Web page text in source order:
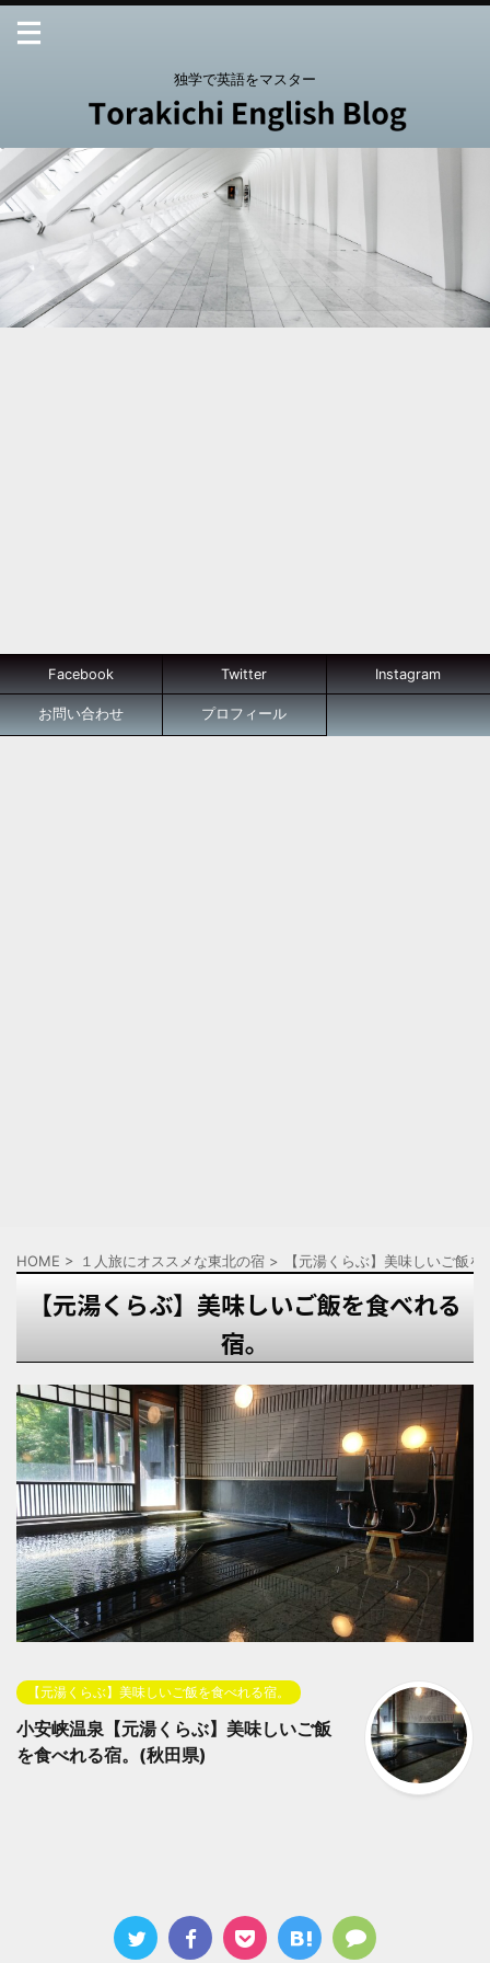
独学で英語をマスター
Facebook Twitter Instagram
お問い合わせ プロフィール
HOME > １人旅にオススメな東北の宿 > 【元湯くらぶ】美味しいご飯
【元湯くらぶ】美味しいご飯を食べれる
宿。
【元湯くらぶ】美味しいご飯を食べれる宿。
小安峡温泉【元湯くらぶ】美味しいご飯
を食べれる宿。(秋田県)